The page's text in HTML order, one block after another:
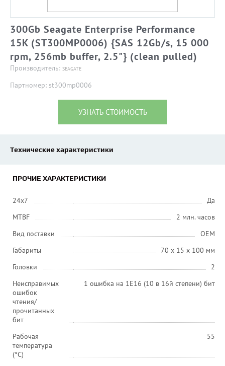
300Gb Seagate Enterprise Performance
15K (ST300MP0006) {SAS 12Gb/s, 15 000
rpm, 256mb buffer, 2.5"} (clean pulled)
Производитель: SEAGATE
Партномер: st300mp0006
УЗНАТЬ СТОИМОСТЬ
Технические характеристики
ПРОЧИЕ ХАРАКТЕРИСТИКИ
24x7
Да
MTBF
2 млн. часов
Вид поставки
OEM
Габариты
70 x 15 x 100 мм
Головки
2
Неисправимых
ошибок
чтения/
прочитанных
бит
1 ошибка на 1E16 (10 в 16й степени) бит
Рабочая
температура
(°C)
55